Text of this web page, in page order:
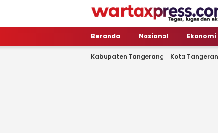
WartaXpress
Tegas, Lugas dan Akurat
Beranda Nasional Ekonomi
Kabupaten Tangerang Kota